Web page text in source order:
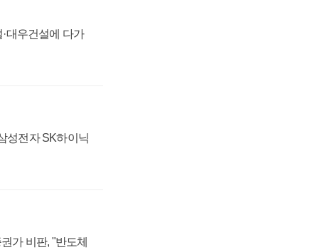
대우건설에 다가
성전자 SK하이닉
가 비판, "반도체